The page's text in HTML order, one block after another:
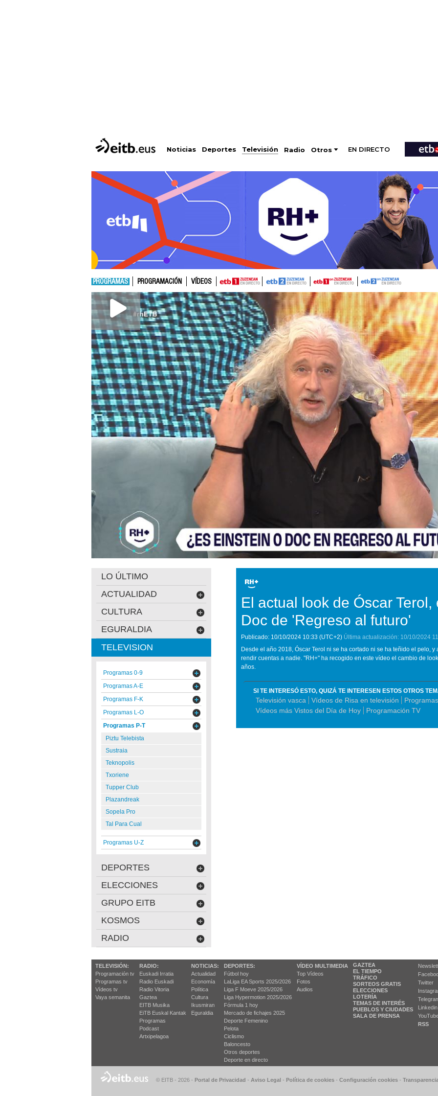
Noticias Deportes Televisión Radio Otros EN DIRECTO
PROGRAMAS PROGRAMACIÓN VÍDEOS
El actual look de Óscar
Doc de 'Regreso al futuro'
Publicado: 10/10/2024 10:33 (UTC+2) Última actualización: 10/10/2024
Desde el año 2018, Óscar Terol ni se ha cortado ni se ha teñido el pelo,
rendir cuentas a nadie. "RH+" ha recogido en este vídeo el cambio de
años.
SI TE INTERESÓ ESTO, QUIZÁ TE INTERESEN ESTOS OTROS
Televisión vasca Vídeos de Risa en televisión
Vídeos más Vistos del Día de Hoy
Programación TV
LO ÚLTIMO
ACTUALIDAD
CULTURA
EGURALDIA
TELEVISION
Programas 0-9
Programas A-E
Programas F-K
Programas L-O
Programas P-T
Piztu Telebista
Sustraia
Teknopolis
Txoriene
Tupper Club
Plazandreak
Sopela Pro
Tal Para Cual
Programas U-Z
DEPORTES
ELECCIONES
GRUPO EITB
KOSMOS
RADIO
TELEVISIÓN:
Programación tv
Programas tv
Vídeos tv
Vaya semanita
RADIO:
Euskadi Irratia
Radio Euskadi
Radio Vitoria
Gaztea
EITB Musika
EiTB Euskal Kantak
Programas
Podcast
Artxipelagoa
NOTICIAS:
Actualidad
Economía
Política
Cultura
Ikusmiran
Eguraldia
DEPORTES:
Fútbol hoy
LaLiga EA Sports 2025/2026
Liga F Moeve 2025/2026
Liga Hypermotion 2025/2026
Fórmula 1 hoy
Mercado de fichajes 2025
Deporte Femenino
Pelota
Ciclismo
Baloncesto
Otros deportes
Deporte en directo
VÍDEO MULTIMEDIA
Top Vídeos
Fotos
Audios
GAZTEA
EL TIEMPO
TRÁFICO
SORTEOS GRATIS
ELECCIONES
LOTERÍA
TEMAS DE INTERÉS
PUEBLOS Y CIUDADES
SALA DE PRENSA
Twitter
Linkedin
RSS
© EITB - 2026 - Portal de Privacidad - Aviso Legal - Política de cookies - Configuración cookies -